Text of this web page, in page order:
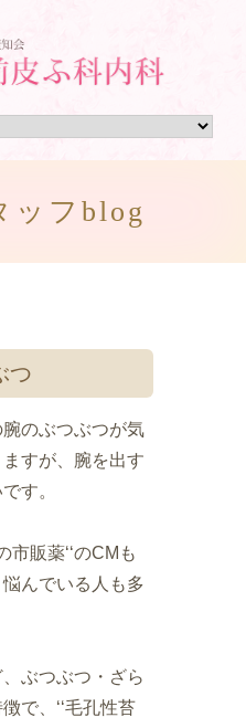
ッフblog
つ
のぶつぶつが気
すが、腕を出す
す。
市販薬‘‘のCMも
んでいる人も多
ぶつぶつ・ざら
で、‘‘毛孔性苔